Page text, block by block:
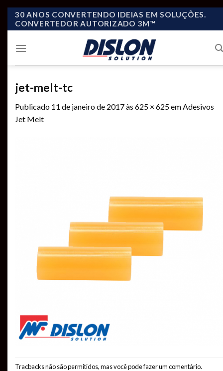
Skip
30 ANOS CONVERTENDO IDEIAS EM SOLUÇÕES.
CONVERTEDOR AUTORIZADO 3M™
jet-melt-tc
Publicado 11 de janeiro de 2017às 625 × 625emAdesivos
Jet Melt
Tracbacks não são permitidos, mas você podefazer um comentário.